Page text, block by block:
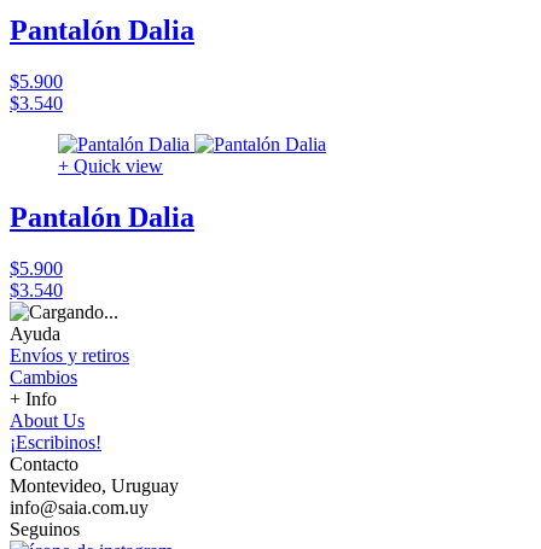
Pantalón Dalia
$5.900
$3.540
+ Quick view
Pantalón Dalia
$5.900
$3.540
Ayuda
Envíos y retiros
Cambios
+ Info
About Us
¡Escribinos!
Contacto
Montevideo, Uruguay
info@saia.com.uy
Seguinos